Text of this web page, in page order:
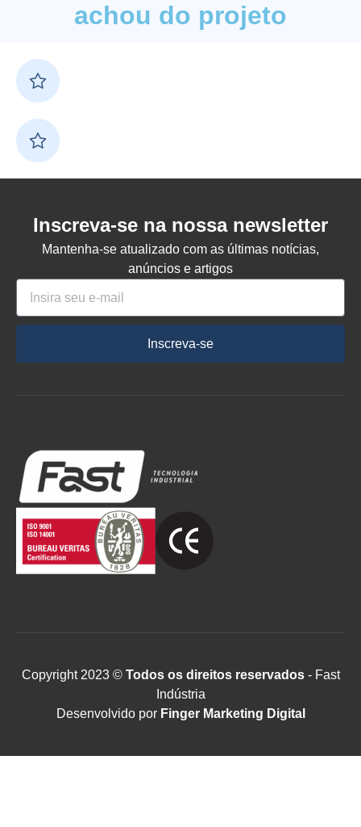
achou do projeto
Inscreva-se na nossa newsletter
Mantenha-se atualizado com as últimas notícias,
anúncios e artigos
Inscreva-se
Copyright 2023 ©Todos os direitos reservados- Fast
Indústria
Desenvolvido por Finger Marketing Digital